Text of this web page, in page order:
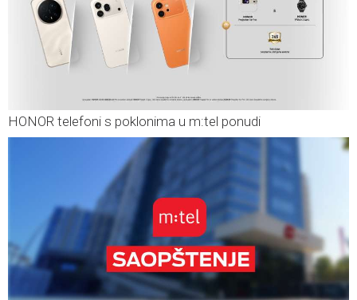
HONOR telefoni s poklonima u m:tel ponudi